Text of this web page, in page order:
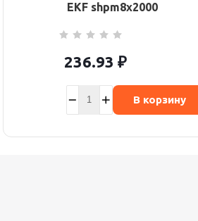
EKF shpm8x2000
236.93 ₽
В корзину